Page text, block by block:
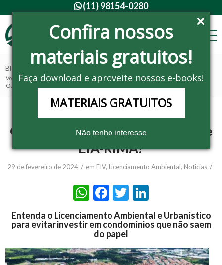
Confira nossos
materiais gratuitos!
Faça download e aproveite nossos e-books!
MATERIAIS GRATUITOS
Não tenho interesse
(11) 98154-0280
Blog - Últimas notícias
Você está aqui: Home / Noticias / EIV /
Quando condomínios precisam de EIA-RIMA?
Quando condomínios precisam de
EIA-RIMA?
29 de fevereiro de 2024 / em EIV, Licenciamento Ambiental, Noticias /
WhatsApp
Facebook
Twitter
Entenda o Licenciamento Ambiental e Urbanístico
para evitar investir em condomínios que não saem
do papel